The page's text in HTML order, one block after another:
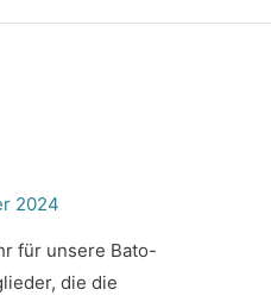
2024
für unsere Bato-
die die